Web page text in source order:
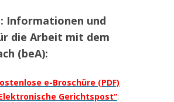
Informationen und
die Arbeit mit dem
(beA):
e-Broschüre (PDF)
Gerichtspost“: